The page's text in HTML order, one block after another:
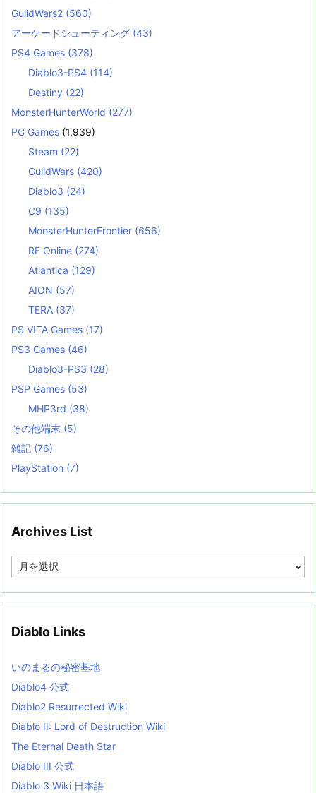
GuildWars2 (560)
アーケードシューティング (43)
PS4 Games (378)
Diablo3-PS4 (114)
Destiny (22)
MonsterHunterWorld (277)
PC Games (1,939)
Steam (22)
GuildWars (420)
Diablo3 (24)
C9 (135)
MonsterHunterFrontier (656)
RF Online (274)
Atlantica (129)
AION (57)
TERA (37)
PS VITA Games (17)
PS3 Games (46)
Diablo3-PS3 (28)
PSP Games (53)
MHP3rd (38)
その他端末 (5)
雑記 (76)
PlayStation (7)
Archives List
e
i
s
t
Diablo Links
いのまるの秘密基地
Diablo4 公式
Diablo2 Resurrected Wiki
Diablo II: Lord of Destruction Wiki
The Eternal Death Star
Diablo III 公式
Diablo 3 Wiki 日本語